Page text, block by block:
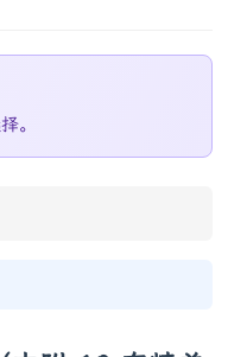
。